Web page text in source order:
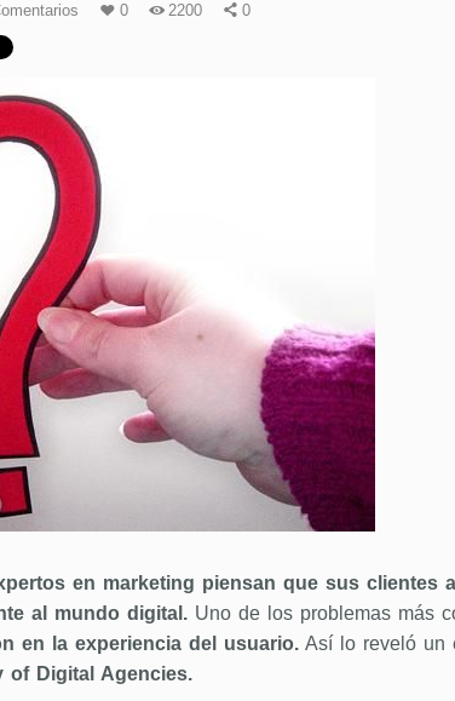
0 2200 0
en marketing piensan que sus clientes
al mundo digital.Uno de los problemas más
en la experiencia del usuario.Así lo reveló un
of Digital Agencies.